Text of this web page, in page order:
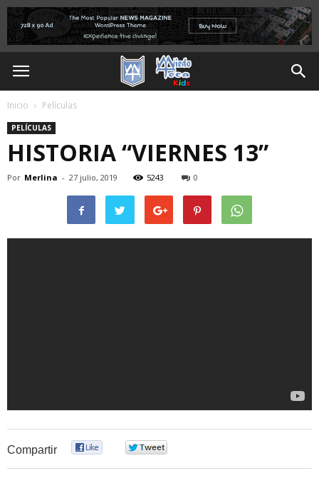
Inicio Películas
PELÍCULAS
HISTORIA “VIERNES 13”
Por Merlina - 27 julio, 2019 5243 0
Compartir